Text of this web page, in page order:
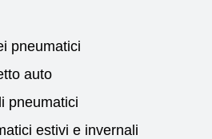
pneumatici
auto
pneumatici
estivi e invernali